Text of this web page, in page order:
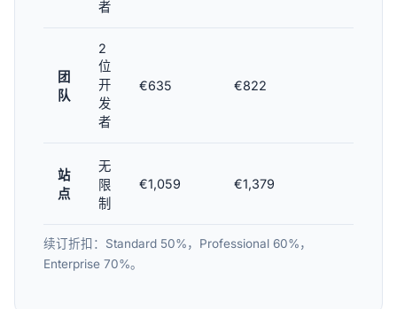
者
团
队
2
位
开
发
者
€635 €822
站
点
无
限
制
€1,059 €1,379
续订折扣：Standard 50%，Professional 60%，
Enterprise 70%。